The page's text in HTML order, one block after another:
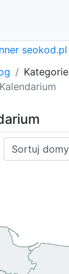
Kategorie
Kalendarium
Sortuj: